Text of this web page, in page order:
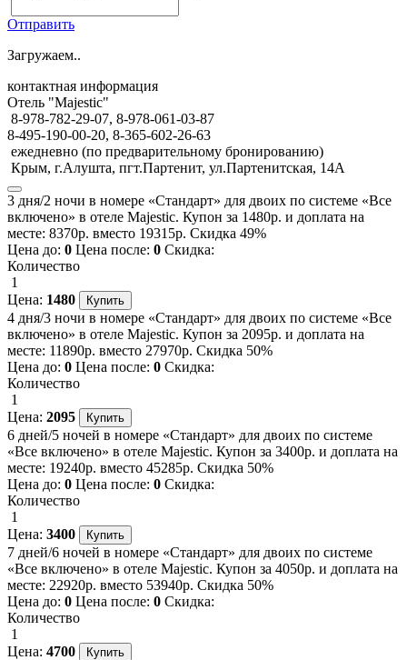
Отправить
Загружаем..
контактная информация
Отель "Majestic"
8-978-782-29-07, 8-978-061-03-87
8-495-190-00-20, 8-365-602-26-63
ежедневно (по предварительному бронированию)
Крым, г.Алушта, пгт.Партенит, ул.Партенитская, 14А
3 дня/2 ночи в номере «Стандарт» для двоих по системе «Все
включено» в отеле Majestic. Купон за 1480р. и доплата на
месте: 8370р. вместо 19315р. Скидка 49%
Цена до: 0 Цена после: 0 Скидка:
Количество
1
Цена: 1480
4 дня/3 ночи в номере «Стандарт» для двоих по системе «Все
включено» в отеле Majestic. Купон за 2095р. и доплата на
месте: 11890р. вместо 27970р. Скидка 50%
Цена до: 0 Цена после: 0 Скидка:
Количество
1
Цена: 2095
6 дней/5 ночей в номере «Стандарт» для двоих по системе
«Все включено» в отеле Majestic. Купон за 3400р. и доплата на
месте: 19240р. вместо 45285р. Скидка 50%
Цена до: 0 Цена после: 0 Скидка:
Количество
1
Цена: 3400
7 дней/6 ночей в номере «Стандарт» для двоих по системе
«Все включено» в отеле Majestic. Купон за 4050р. и доплата на
месте: 22920р. вместо 53940р. Скидка 50%
Цена до: 0 Цена после: 0 Скидка:
Количество
1
Цена: 4700